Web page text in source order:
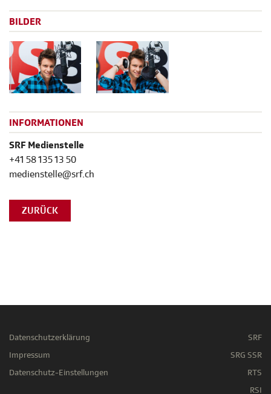
BILDER
INFORMATIONEN
SRF Medienstelle
+41 58 135 13 50
medienstelle@srf.ch
ZURÜCK
Datenschutzerklärung
Impressum
Datenschutz-Einstellungen
SRF
SRG SSR
RTS
RSI